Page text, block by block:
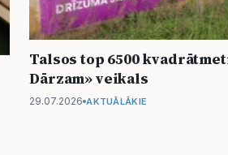
Talsos top 6500
Dārzam» veikals
29.07.2026 AKTUĀLĀKIE